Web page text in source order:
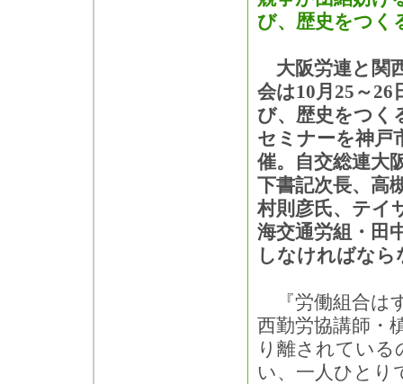
び、歴史をつく
大阪労連と関
会は10月25～26
び、歴史をつく
セミナーを神戸
催。自交総連大
下書記次長、高
村則彦氏、テイ
海交通労組・田
しなければな
『労働組合は
西勤労協講師・
り離されてい
い、一人ひとり